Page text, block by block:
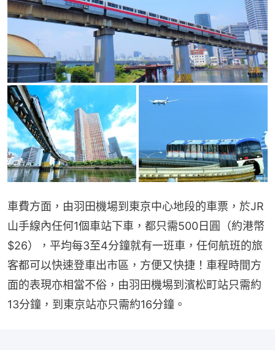
車費方面，由羽田機場到東京中心地段的車票，於JR
山手線內任何1個車站下車，都只需500日圓（約港幣
$26），平均每3至4分鐘就有一班車，任何航班的旅
客都可以快速登車出市區，方便又快捷！車程時間方
面的表現亦相當不俗，由羽田機埸到濱松町站只需約
13分鐘，到東京站亦只需約16分鐘。